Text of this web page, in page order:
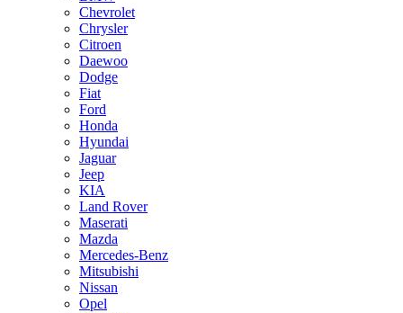
Chevrolet
Chrysler
Citroen
Daewoo
Dodge
Fiat
Ford
Honda
Hyundai
Jaguar
Jeep
KIA
Land Rover
Maserati
Mazda
Mercedes-Benz
Mitsubishi
Nissan
Opel